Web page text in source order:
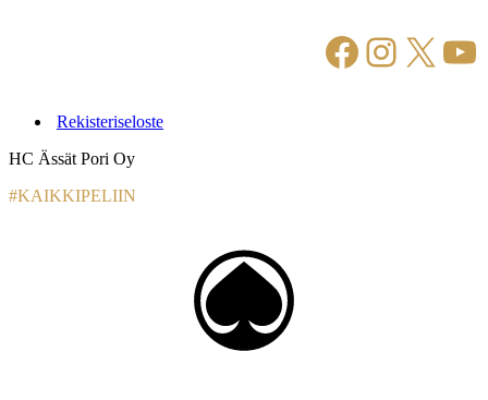
Facebook
X
Rekisteriseloste
HC Ässät Pori Oy
#KAIKKIPELIIN